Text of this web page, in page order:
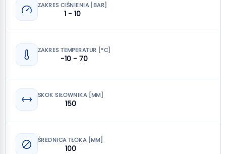
ZAKRES CIŚNIENIA [BAR]
1 - 10
ZAKRES TEMPERATUR [°C]
-10 - 70
SKOK SIŁOWNIKA [MM]
150
ŚREDNICA TŁOKA [MM]
100